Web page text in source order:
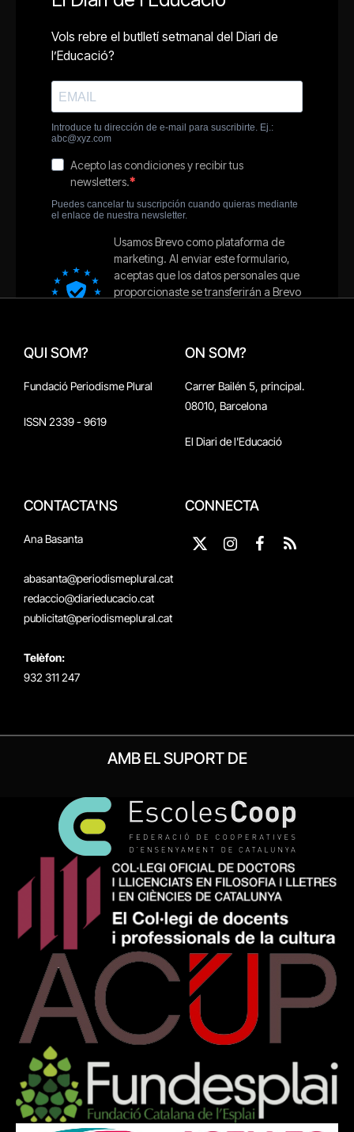
QUI SOM?
Fundació Periodisme Plural
ISSN 2339 - 9619
ON SOM?
Carrer Bailén 5, principal.
08010, Barcelona
El Diari de l'Educació
CONTACTA'NS
Ana Basanta
abasanta@periodismeplural.cat
redaccio@diarieducacio.cat
publicitat@periodismeplural.cat
Telèfon:
932 311 247
CONNECTA
X
Instagram
Facebook
RSS
AMB EL SUPORT DE